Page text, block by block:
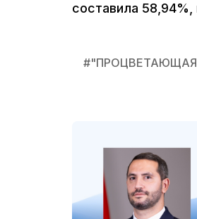
составила 58,94%,
#